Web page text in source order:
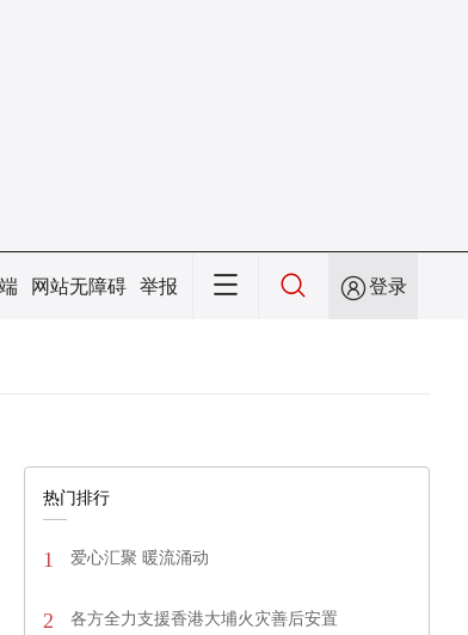
网站无障碍 举报 登录
热门排行
1 爱心汇聚 暖流涌动
2 各方全力支援香港大埔火灾善后安置